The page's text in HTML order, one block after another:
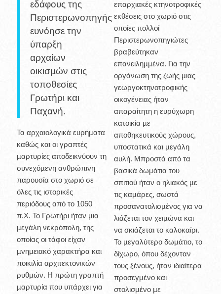
εδάφους της
Περιστερωνοπηγής
ευνόησε την
ύπαρξη
αρχαίων
οικισµών στις
τοποθεσίες
Γρωτήρι και
Παχανή.
Τα αρχαιολογικά ευρήµατα
καθώς και οι γραπτές
µαρτυρίες αποδεικνύουν τη
συνεχόµενη ανθρώπινη
παρουσία στο χωριό σε
όλες τις ιστορικές
περιόδους από το 1050
π.Χ. Το Γρωτήρι ήταν µια
µεγάλη νεκρόπολη, της
οποίας οι τάφοι είχαν
µνηµειακό χαρακτήρα και
ποικιλία αρχιτεκτονικών
ρυθµών. Η πρώτη γραπτή
µαρτυρία που υπάρχει για
επαρχιακές κτηνοτροφικές
εκθέσεις στο χωριό στις
οποίες πολλοί
Περιστερωνοπηγιώτες
βραβεύτηκαν
επανειληµµένα. Για την
οργάνωση της ζωής µιας
γεωργοκτηνοτροφικής
οικογένειας ήταν
απαραίτητη η ευρύχωρη
κατοικία µε
αποθηκευτικούς χώρους,
υποστατικά και µεγάλη
αυλή. Μπροστά από τα
βασικά δωµάτια του
σπιτιού ήταν ο ηλιακός µε
τις καµάρες, σωστά
προσανατολισµένος για να
λιάζεται τον χειµώνα και
να σκιάζεται το καλοκαίρι.
Το µεγαλύτερο δωµάτιο, το
δίχωρο, όπου δέχονταν
τους ξένους, ήταν ιδιαίτερα
προσεγµένο και
στολισµένο µε